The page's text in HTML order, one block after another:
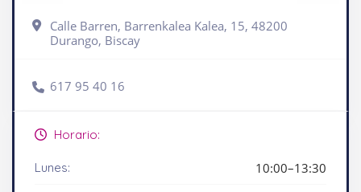
Calle Barren, Barrenkalea Kalea, 15, 48200
Durango, Biscay
617 95 40 16
Horario:
Lunes: 10:00–13:30